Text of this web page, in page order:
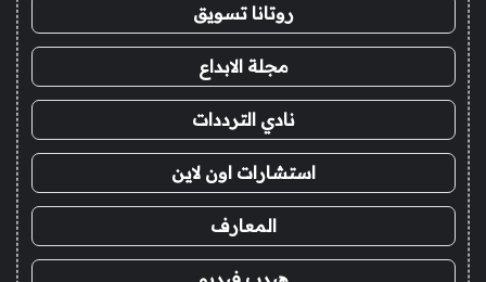
روتانا تسويق
مجلة الابداع
نادي الترددات
استشارات اون لاين
المعارف